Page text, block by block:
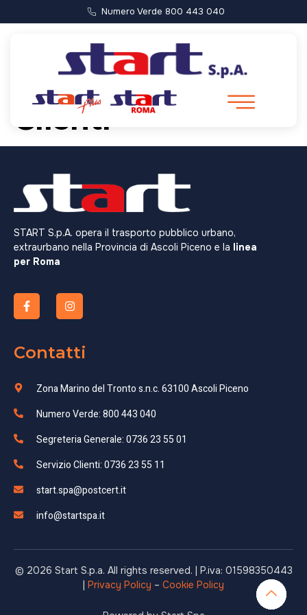
Numero Verde 800 443 040
Categoria:Avviso
Clienti
START S.p.A. opera il trasporto pubblico urbano,
extraurbano nella Provincia di Ascoli Piceno e la linea
per Roma
Contatti
Zona Marino del Tronto s.n.c. 63100 Ascoli Piceno
Numero Verde: 800 443 040
Segreteria Generale: 0736 23 55 01
Servizio Clienti: 0736 23 55 11
start.spa@postcert.it
info@startspa.it
© 2026 Start S.p.a. All rights reserved. | P.iva: 01598350443
| Privacy Policy – Cookie Policy